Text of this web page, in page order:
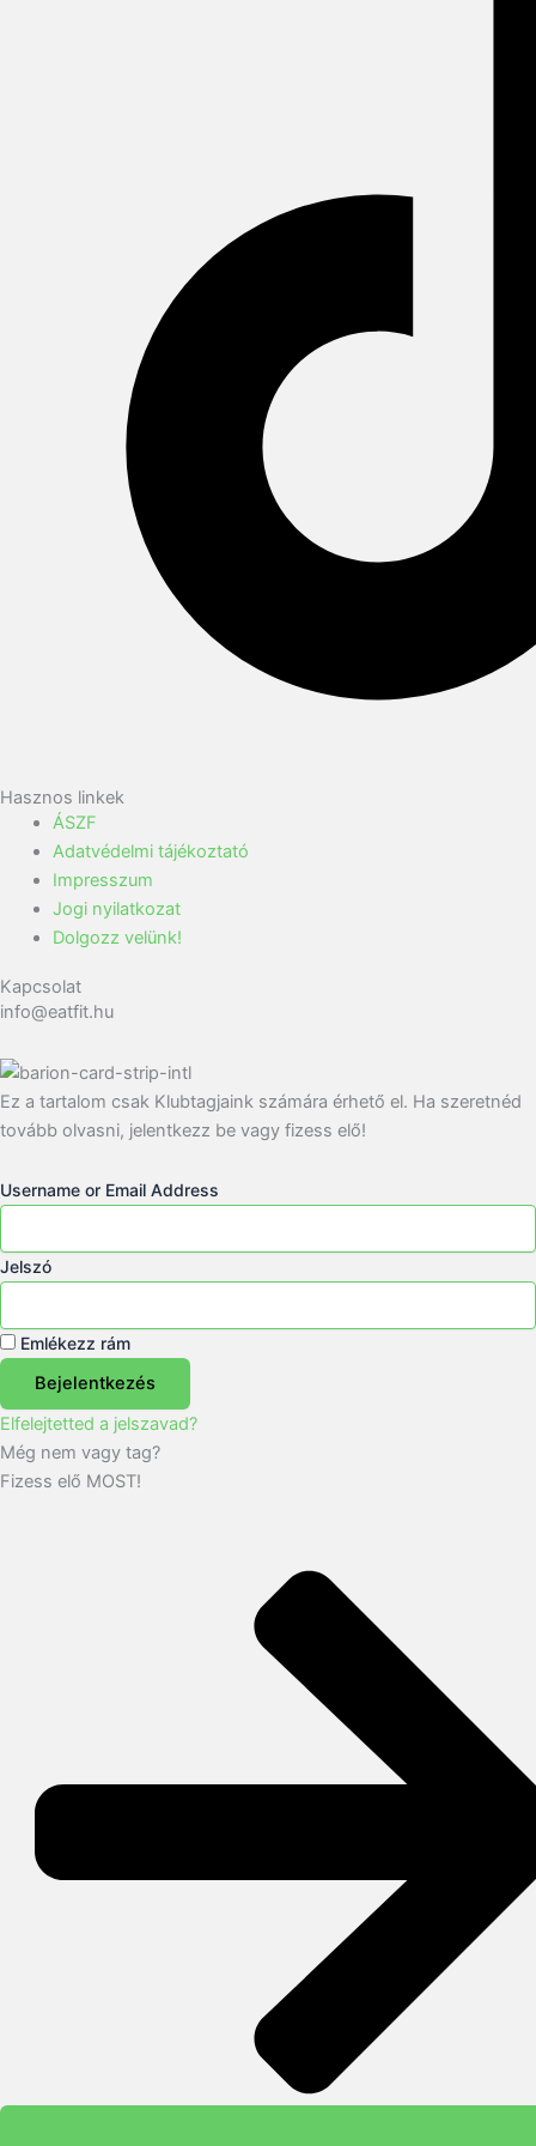
Hasznos linkek
ÁSZF
Adatvédelmi tájékoztató
Impresszum
Jogi nyilatkozat
Dolgozz velünk!
Kapcsolat
info@eatfit.hu
Ez a tartalom csak Klubtagjaink számára érhető el. Ha szeretnéd
tovább olvasni, jelentkezz be vagy fizess elő!
Username or Email Address
Jelszó
Emlékezz rám
Bejelentkezés
Elfelejtetted a jelszavad?
Még nem vagy tag?
Fizess elő MOST!